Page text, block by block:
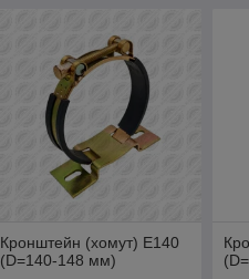
Кронштейн (хомут) E140
(D=140-148 мм)